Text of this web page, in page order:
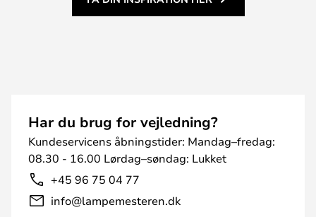
Har du brug for vejledning?
Kundeservicens åbningstider: Mandag–fredag:
08.30 - 16.00 Lørdag–søndag: Lukket
+45 96 75 04 77
info@lampemesteren.dk